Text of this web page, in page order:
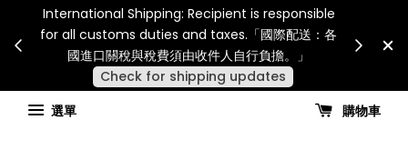
諒
International Shipping: Recipient is responsible
for all customs duties and taxes.「國際配送：各
國進口關稅與稅費須由收件人自行負擔。」
Check for shipping updates
選單 購物車